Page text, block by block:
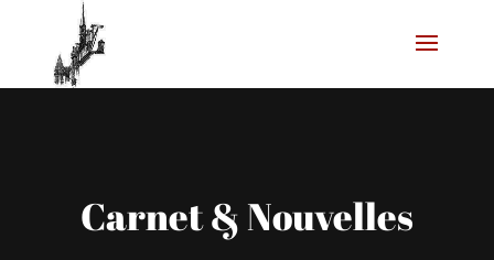
Carnet & Nouvelles